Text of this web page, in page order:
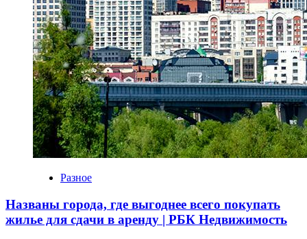
Разное
Названы города, где выгоднее всего покупать
жилье для сдачи в аренду | РБК Недвижимость